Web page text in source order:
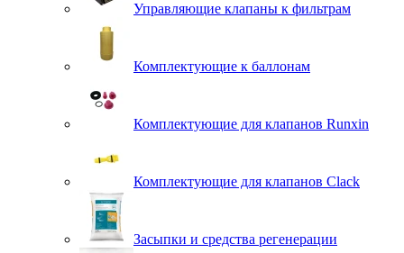
Управляющие клапаны к фильтрам
Комплектующие к баллонам
Комплектующие для клапанов Runxin
Комплектующие для клапанов Clack
Засыпки и средства регенерации